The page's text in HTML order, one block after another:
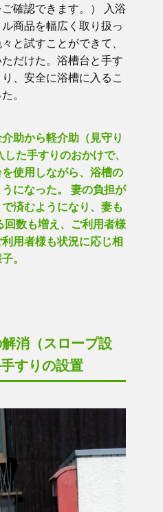
確認できます。） 入浴
商品を幅広く取り扱っ
と試すことができて、
だけた。浴槽台と手す
、安全に浴槽に入るこ
。
助から軽介助（見守り
た手すりのおかけで、
使用しながら、浴槽の
になった。 妻の負担が
済むようになり、妻も
数も増え、ご利用者様
用者様も状況に応じ相
。
解消（スロープ設
すりの設置